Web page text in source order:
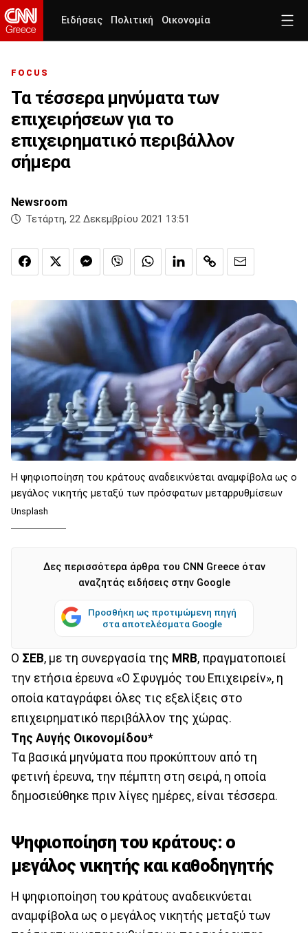
Ειδήσεις Πολιτική Οικονομία
FOCUS
Τα τέσσερα μηνύματα των
επιχειρήσεων για το
επιχειρηματικό περιβάλλον
σήμερα
Newsroom
Τετάρτη, 22 Δεκεμβρίου 2021 13:51
Η ψηφιοποίηση του κράτους αναδεικνύεται αναμφίβολα ως ο
μεγάλος νικητής μεταξύ των πρόσφατων μεταρρυθμίσεων
Unsplash
Δες περισσότερα άρθρα του CNN Greece όταν
αναζητάς ειδήσεις στην Google
Προσθήκη ως προτιμώμενη πηγή
στα αποτελέσματα Google
Ο ΣΕΒ, με τη συνεργασία της MRB, πραγματοποιεί
την ετήσια έρευνα «Ο Σφυγμός του Επιχειρείν», η
οποία καταγράφει όλες τις εξελίξεις στο
επιχειρηματικό περιβάλλον της χώρας.
Tης Αυγής Οικονομίδου*
Τα βασικά μηνύματα που προκύπτουν από τη
φετινή έρευνα, την πέμπτη στη σειρά, η οποία
δημοσιεύθηκε πριν λίγες ημέρες, είναι τέσσερα.
Ψηφιοποίηση του κράτους: ο
μεγάλος νικητής και καθοδηγητής
Η ψηφιοποίηση του κράτους αναδεικνύεται
αναμφίβολα ως ο μεγάλος νικητής μεταξύ των